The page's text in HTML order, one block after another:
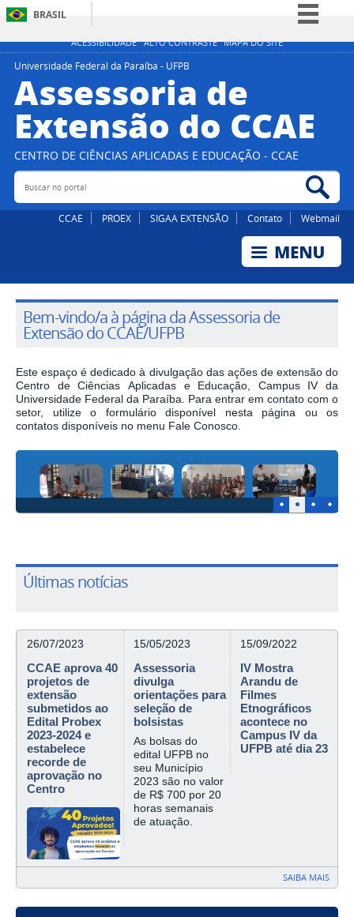
ACESSIBILIDADE ALTO CONTRASTE MAPA DO SITE
BRASIL
Simplifique!
Participe
Acesso à informação
Legislação
Canais
Universidade Federal da Paraíba - UFPB
Assessoria de
Extensão do CCAE
CENTRO DE CIÊNCIAS APLICADAS E EDUCAÇÃO - CCAE
Buscar no portal
CCAE PROEX SIGAA EXTENSÃO Contato Webmail
Bem-vindo/a à página da Assessoria de
Extensão do CCAE/UFPB
Este espaço é dedicado à divulgação das ações de extensão do
Centro de Ciências Aplicadas e Educação, Campus IV da
Universidade Federal da Paraíba. Para entrar em contato com o
setor, utilize o formulário disponível nesta página ou os
contatos disponíveis no menu Fale Conosco.
Últimas notícias
26/07/2023
CCAE aprova 40
projetos de
extensão
submetidos ao
Edital Probex
2023-2024 e
estabelece
recorde de
aprovação no
Centro
15/05/2023
Assessoria
divulga
orientações para
seleção de
bolsistas
As bolsas do
edital UFPB no
seu Município
2023 são no valor
de R$ 700 por 20
horas semanais
de atuação.
15/09/2022
IV Mostra
Arandu de
Filmes
Etnográficos
acontece no
Campus IV da
UFPB até dia 23
SAIBA MAIS